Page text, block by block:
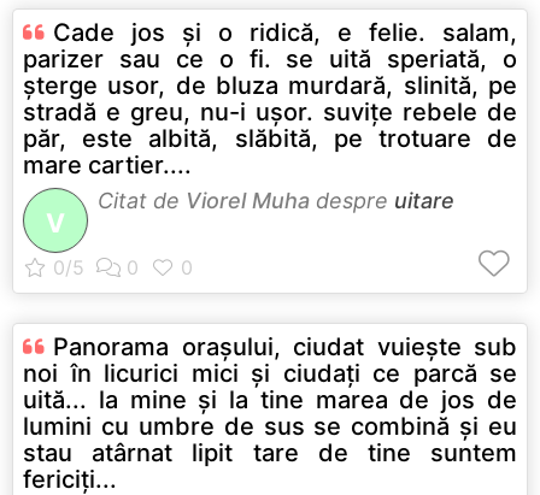
Cade jos şi o ridică, e felie. salam,
parizer sau ce o fi. se uită speriată, o
şterge usor, de bluza murdară, slinită, pe
stradă e greu, nu-i uşor. suviţe rebele de
păr, este albită, slăbită, pe trotuare de
mare cartier....
V
Citat de Viorel Muha despre uitare
Panorama oraşului, ciudat vuieşte sub
noi în licurici mici şi ciudaţi ce parcă se
uită... la mine şi la tine marea de jos de
lumini cu umbre de sus se combină şi eu
stau atârnat lipit tare de tine suntem
fericiţi...